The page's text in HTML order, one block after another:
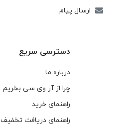
ارسال پیام
دسترسی سریع
درباره ما
چرا از آر وی سی بخریم
راهنمای خرید
راهنمای دریافت تخفیف